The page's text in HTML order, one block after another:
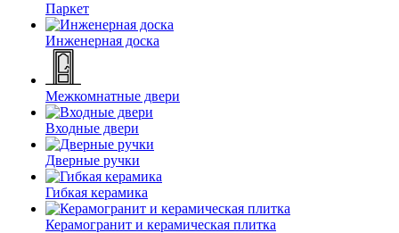
Паркет
Инженерная доска
Межкомнатные двери
Входные двери
Дверные ручки
Гибкая керамика
Керамогранит и керамическая плитка